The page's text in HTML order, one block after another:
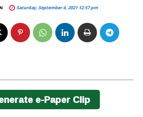
Saturday, September 4, 2021 12:57 pm
e-Paper Clip